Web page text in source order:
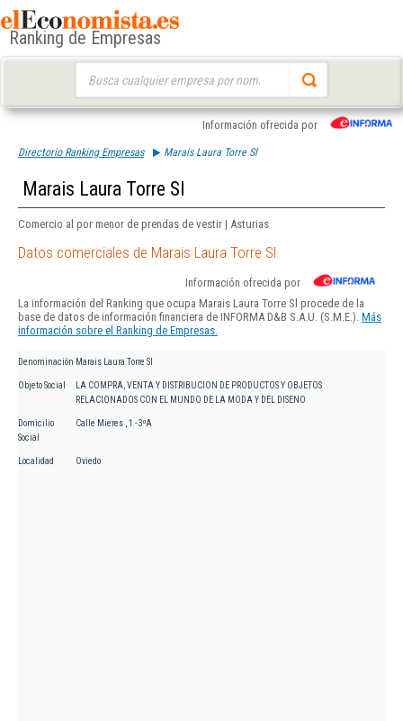
Ranking de Empresas
Información ofrecida por
Directorio Ranking Empresas Marais Laura Torre Sl
Marais Laura Torre Sl
Comercio al por menor de prendas de vestir | Asturias
Datos comerciales de Marais Laura Torre Sl
Información ofrecida por
La información del Ranking que ocupa Marais Laura Torre Sl procede de la
base de datos de información financiera de INFORMA D&B S.A.U. (S.M.E.). Más
información sobre el Ranking de Empresas.
Denominación Marais Laura Torre Sl
Objeto Social
LA COMPRA, VENTA Y DISTRIBUCION DE PRODUCTOS Y OBJETOS
RELACIONADOS CON EL MUNDO DE LA MODA Y DEL DISENO
Domicilio
Social
Calle Mieres , 1 - 3ºA
Localidad Oviedo